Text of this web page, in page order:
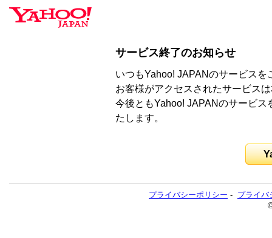
サービス終了のお知らせ
いつもYahoo! JAPANのサービス
お客様がアクセスされたサービス
今後ともYahoo! JAPANのサービ
たします。
プライバシーポリシー - プライバ